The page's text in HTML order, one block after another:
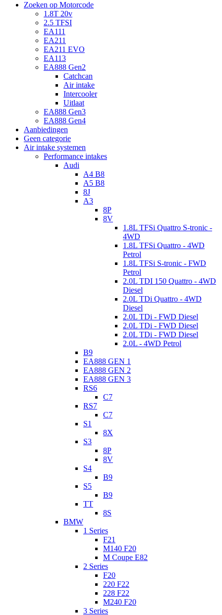
Zoeken op Motorcode
1.8T 20v
2.5 TFSI
EA111
EA211
EA211 EVO
EA113
EA888 Gen2
Catchcan
Air intake
Intercooler
Uitlaat
EA888 Gen3
EA888 Gen4
Aanbiedingen
Geen categorie
Air intake systemen
Performance intakes
Audi
A4 B8
A5 B8
8J
A3
8P
8V
1.8L TFSi Quattro S-tronic -
4WD
1.8L TFSi Quattro - 4WD
Petrol
1.8L TFSi S-tronic - FWD
Petrol
2.0L TDI 150 Quattro - 4WD
Diesel
2.0L TDi Quattro - 4WD
Diesel
2.0L TDi - FWD Diesel
2.0L TDi - FWD Diesel
2.0L TDi - FWD Diesel
2.0L - 4WD Petrol
B9
EA888 GEN 1
EA888 GEN 2
EA888 GEN 3
RS6
C7
RS7
C7
S1
8X
S3
8P
8V
S4
B9
S5
B9
TT
8S
BMW
1 Series
F21
M140 F20
M Coupe E82
2 Series
F20
220 F22
228 F22
M240 F20
3 Series